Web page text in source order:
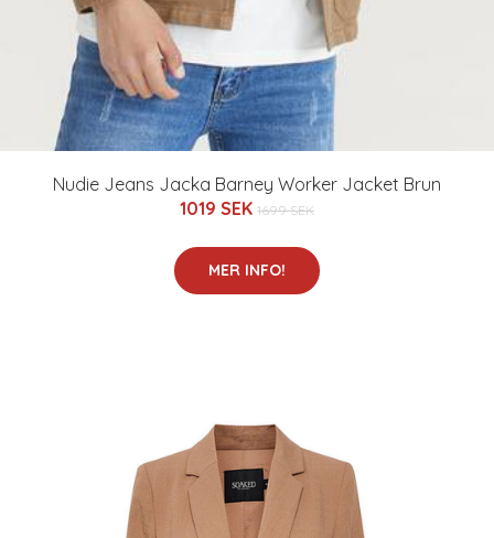
Nudie Jeans Jacka Barney Worker Jacket Brun
1019 SEK 1699 SEK
MER INFO!